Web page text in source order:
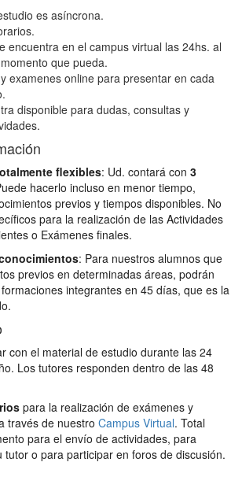
es asíncrona.
encuentra en el campus virtual las 24hs. al
que pueda.
examenes online para presentar en cada
disponible para dudas, consultas y
flexibles: Ud. contará con 3
hacerlo incluso en menor tiempo,
previos y tiempos disponibles. No
para la realización de las Actividades
o Exámenes finales.
: Para nuestros alumnos que
previos en determinadas áreas, podrán
integrantes en 45 días, que es la
con el material de estudio durante las 24
Los tutores responden dentro de las 48
para la realización de exámenes y
través de nuestro Campus Virtual. Total
para el envío de actividades, para
tutor o para participar en foros de discusión.